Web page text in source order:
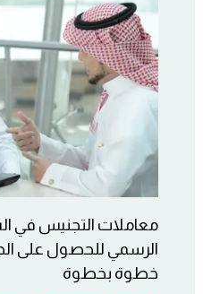
معاملات التجنيس في
الرسمي للحصول على
خطوة بخطوة